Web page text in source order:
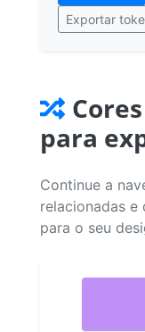
Exportar
para
Continue a
relacionadas e
para o seu